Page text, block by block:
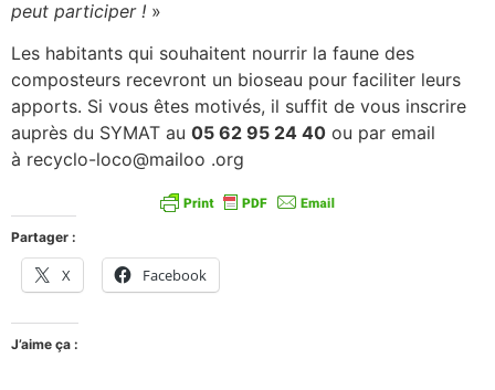
peut participer ! »
Les habitants qui souhaitent nourrir la faune des
composteurs recevront un bioseau pour faciliter leurs
apports. Si vous êtes motivés, il suffit de vous inscrire
auprès du SYMAT au 05 62 95 24 40 ou par email
à recyclo-loco@mailoo .org
Partager :
X Facebook
J’aime ça :